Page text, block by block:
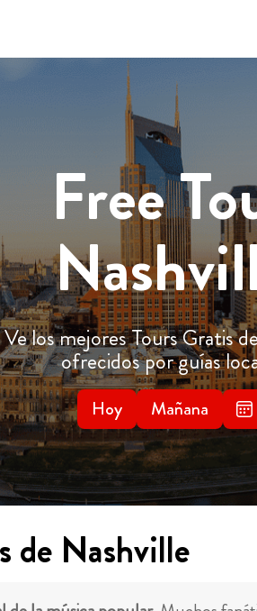
Free
Ve los mejores Tours Gratis
ofrecidos por guías
Hoy Mañana
de Nashville